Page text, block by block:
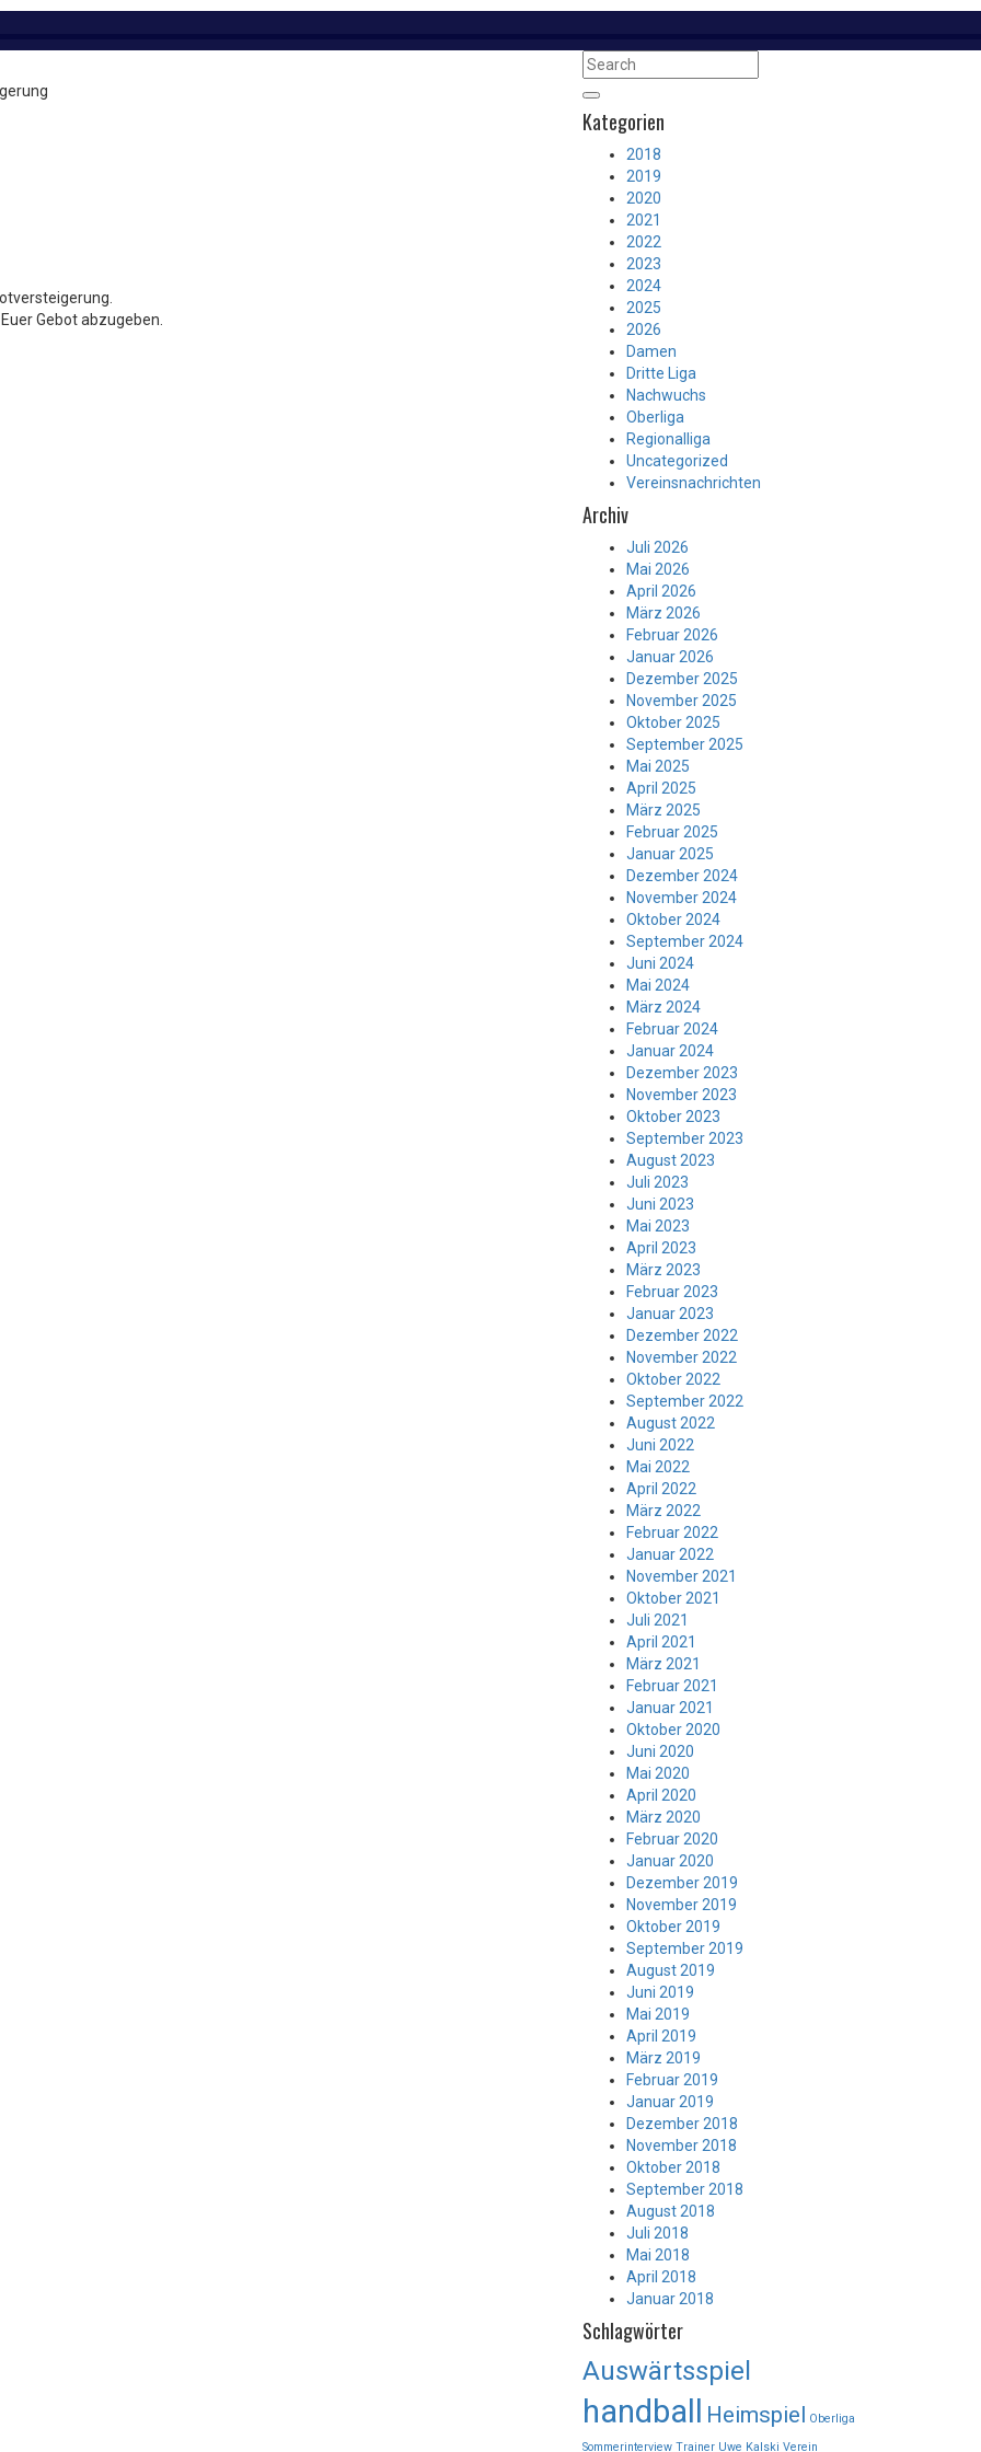
Gebot abzugeben.
Kategorien
2018
2019
2020
2021
2022
2023
2024
2025
2026
Damen
Dritte Liga
Nachwuchs
Oberliga
Regionalliga
Uncategorized
Vereinsnachrichten
Archiv
Juli 2026
Mai 2026
April 2026
März 2026
Februar 2026
Januar 2026
Dezember 2025
November 2025
Oktober 2025
September 2025
Mai 2025
April 2025
März 2025
Februar 2025
Januar 2025
Dezember 2024
November 2024
Oktober 2024
September 2024
Juni 2024
Mai 2024
März 2024
Februar 2024
Januar 2024
Dezember 2023
November 2023
Oktober 2023
September 2023
August 2023
Juli 2023
Juni 2023
Mai 2023
April 2023
März 2023
Februar 2023
Januar 2023
Dezember 2022
November 2022
Oktober 2022
September 2022
August 2022
Juni 2022
Mai 2022
April 2022
März 2022
Februar 2022
Januar 2022
November 2021
Oktober 2021
Juli 2021
April 2021
März 2021
Februar 2021
Januar 2021
Oktober 2020
Juni 2020
Mai 2020
April 2020
März 2020
Februar 2020
Januar 2020
Dezember 2019
November 2019
Oktober 2019
September 2019
August 2019
Juni 2019
Mai 2019
April 2019
März 2019
Februar 2019
Januar 2019
Dezember 2018
November 2018
Oktober 2018
September 2018
August 2018
Juli 2018
Mai 2018
April 2018
Januar 2018
Schlagwörter
Auswärtsspiel
handball Heimspiel Oberliga
Sommerinterview Trainer Uwe Kalski Verein